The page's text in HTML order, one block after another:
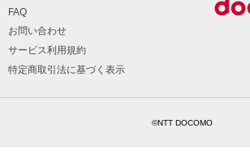
FAQ
お問い合わせ
サービス利用規約
特定商取引法に基づく表示
©NTT DOCOMO